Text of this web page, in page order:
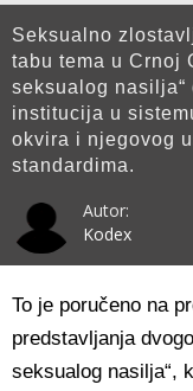
Seksualno
tabu tema u Crnoj
seksualog
institucija u
okvira i njegovog
standardima.
Autor:
Kodex
To je poručeno na
predstavljanja
seksualog nasilja“,